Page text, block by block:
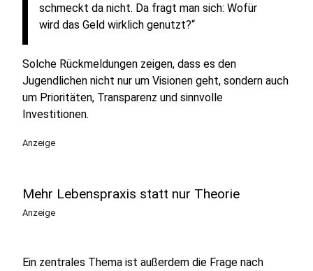
schmeckt da nicht. Da fragt man sich: Wofür
wird das Geld wirklich genutzt?“
Solche Rückmeldungen zeigen, dass es den
Jugendlichen nicht nur um Visionen geht, sondern auch
um Prioritäten, Transparenz und sinnvolle
Investitionen.
Anzeige
Mehr Lebenspraxis statt nur Theorie
Anzeige
Ein zentrales Thema ist außerdem die Frage nach